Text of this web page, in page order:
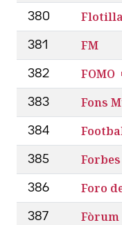
380
381 FM
382 FOMO
383 Fons
384
385 Forbes
386 Foro
387